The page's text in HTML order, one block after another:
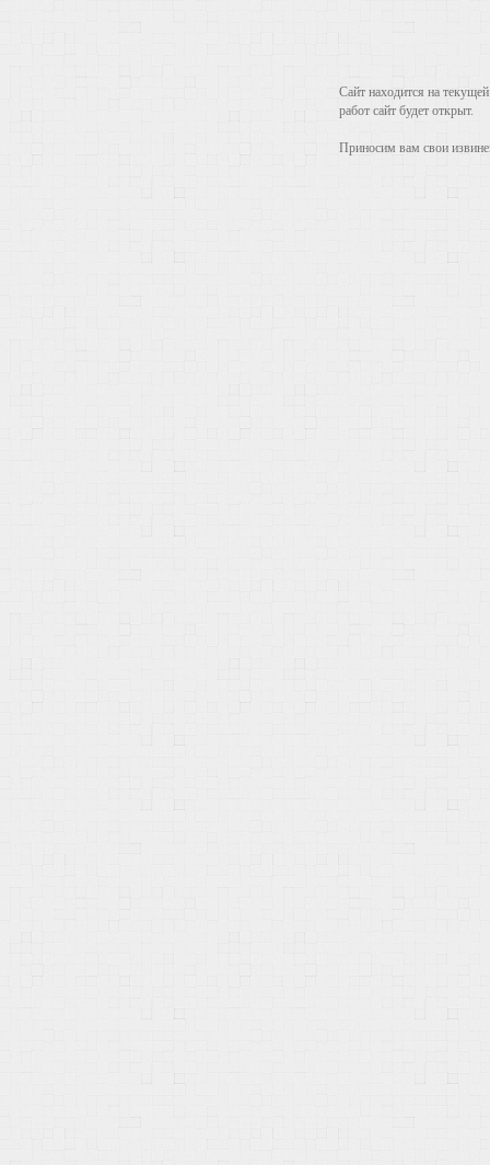
Сайт находится на
работ сайт будет открыт.
Приносим вам свои